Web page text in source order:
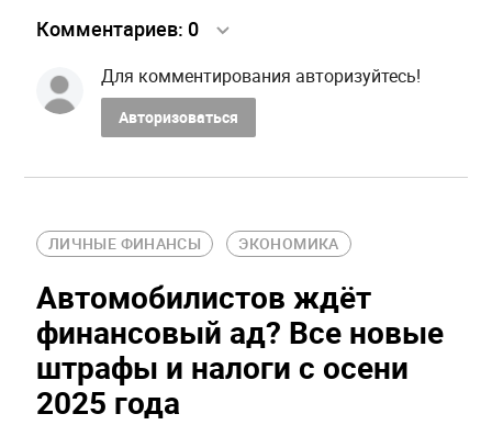
Комментариев: 0
Для комментирования авторизуйтесь!
Авторизоваться
ЛИЧНЫЕ ФИНАНСЫ ЭКОНОМИКА
Автомобилистов ждёт
финансовый ад? Все новые
штрафы и налоги с осени
2025 года